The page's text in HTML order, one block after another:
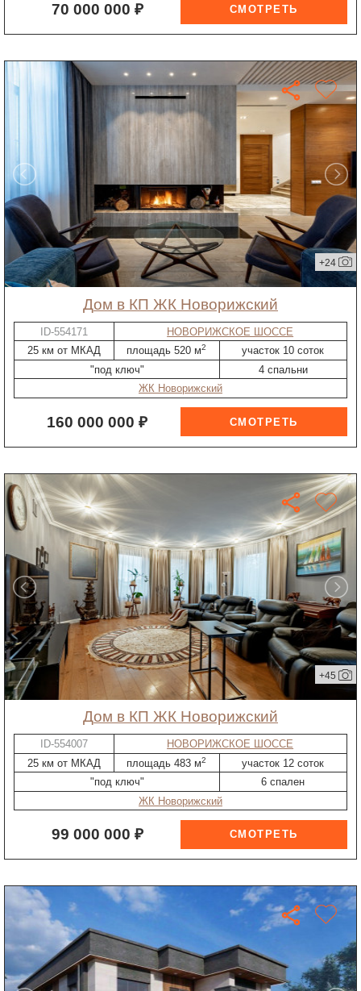
70 000 000 ₽
+24
дом в КП ЖК Новорижский
ID-554171
НОВОРИЖСКОЕ ШОССЕ
25 км от МКАД
площадь 520 м2
участок 10 соток
"под ключ"
4 спальни
ЖК Новорижский
160 000 000 ₽
+45
дом в КП ЖК Новорижский
ID-554007
НОВОРИЖСКОЕ ШОССЕ
25 км от МКАД
площадь 483 м2
участок 12 соток
"под ключ"
6 спален
ЖК Новорижский
99 000 000 ₽